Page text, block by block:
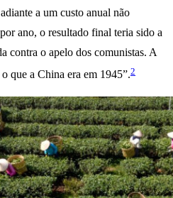
a um custo anual não
ano, o resultado final teria sido a
contra o apelo dos comunistas. A
que a China era em 1945”.2